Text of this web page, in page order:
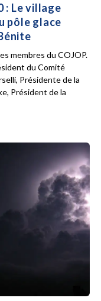
: Le village
pôle glace
membres du COJOP.
du Comité
Présidente de la
Président de la